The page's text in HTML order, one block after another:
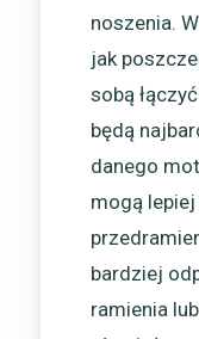
noszenia.
jak
sobą
będą
danego
mogą
bardziej
ramienia